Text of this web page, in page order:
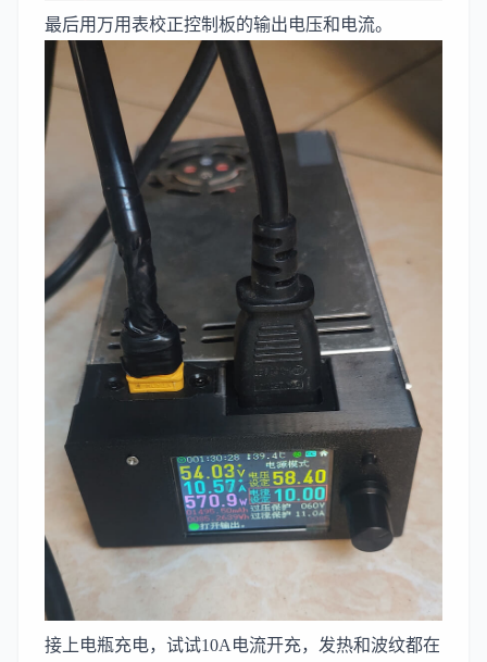
最后用万用表校正控制板的输出电压和电流。
接上电瓶充电，试试10A电流开充，发热和波纹都在